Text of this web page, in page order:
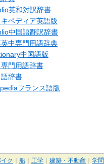
英和対訳辞書
ペディア英語版
中国語翻訳辞書
中専門用語辞典
中国語版
門用語辞書
語辞書
フランス語版
ク 船 工学 建築・不動産
学問